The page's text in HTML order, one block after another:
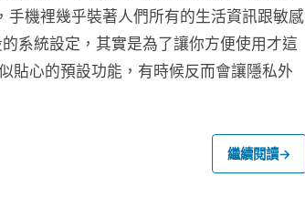
手機裡幾乎裝著人們所有的生活資訊跟敏感
系統設定，其實是為了讓你方便使用才這
貼心的預設功能，有時候反而會讓隱私外
繼續閱讀→